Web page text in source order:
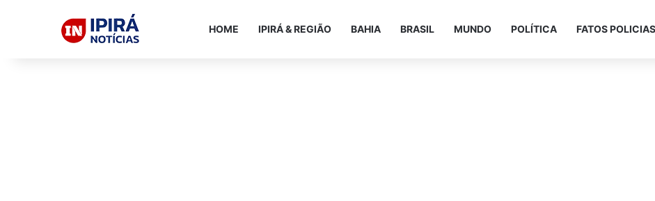
HOME IPIRÁ & REGIÃO BAHIA BRASIL MUNDO POLÍTICA FATOS POLICIAS